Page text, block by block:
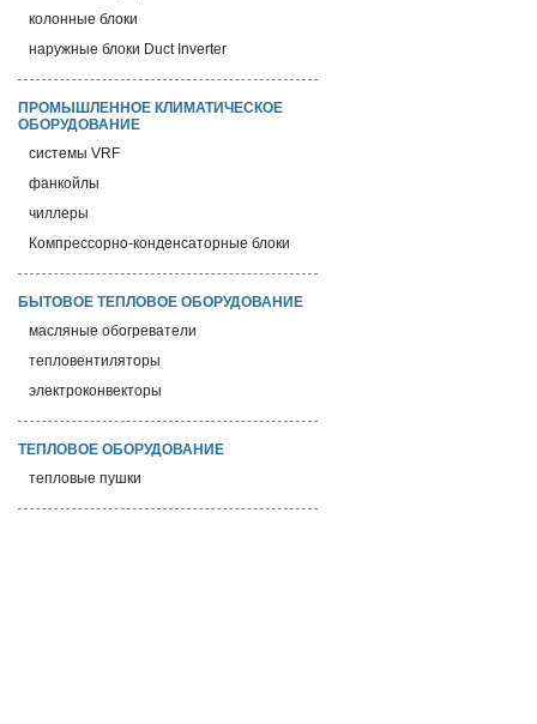
колонные блоки
наружные блоки Duct Inverter
ПРОМЫШЛЕННОЕ КЛИМАТИЧЕСКОЕ
ОБОРУДОВАНИЕ
системы VRF
фанкойлы
чиллеры
Компрессорно-конденсаторные блоки
БЫТОВОЕ ТЕПЛОВОЕ ОБОРУДОВАНИЕ
масляные обогреватели
тепловентиляторы
электроконвекторы
ТЕПЛОВОЕ ОБОРУДОВАНИЕ
тепловые пушки